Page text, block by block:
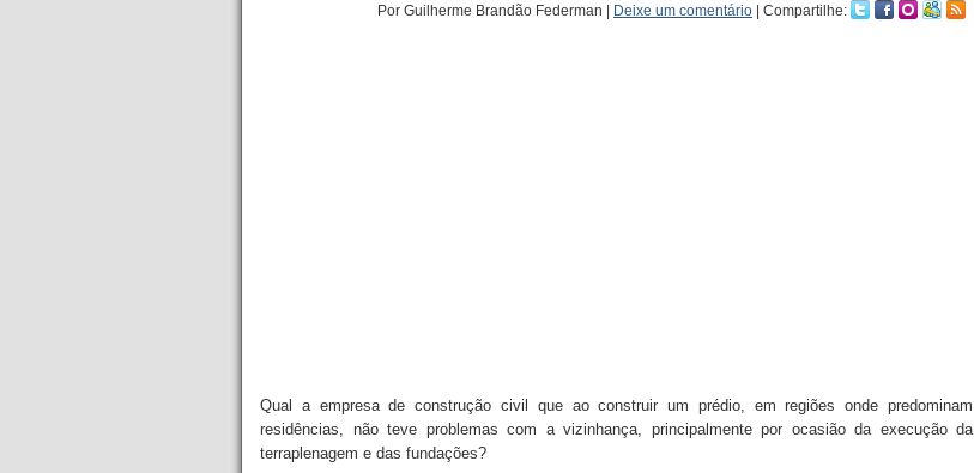
Por Guilherme Brandão Federman | Deixe um comentário | Compartilhe:
Qual a empresa de construção civil que ao construir um prédio, em regiões onde predominam
residências, não teve problemas com a vizinhança, principalmente por ocasião da execução da
terraplenagem e das fundações?